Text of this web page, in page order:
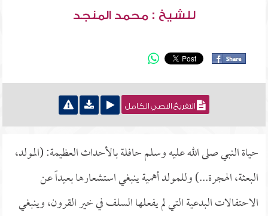
للشيخ : محمد المنجد
التفريغ النصي الكامل
حياة النبي صلى الله عليه وسلم حافلة بالأحداث العظيمة: (المولد،
البعثة، الهجرة...) وللمولد أهمية ينبغي استشعارها بعيداً عن
الاحتفالات البدعية التي لم يفعلها السلف في خير القرون، وينبغي